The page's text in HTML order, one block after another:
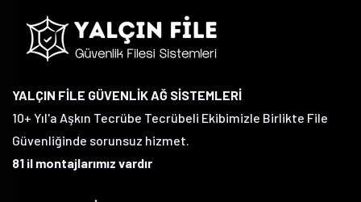
YALÇIN FİLE GÜVENLİK AĞ SİSTEMLERİ
10+ Yıl'a Aşkın Tecrübe Tecrübeli Ekibimizle Birlikte File
Güvenliğinde sorunsuz hizmet.
81 il montajlarımız vardır